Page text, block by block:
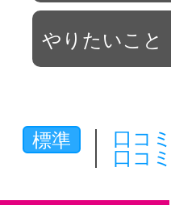
やりたいこと
標準
口コ
口コ